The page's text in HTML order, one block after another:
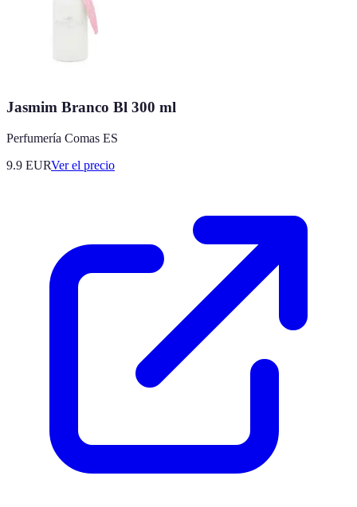
Jasmim Branco Bl 300 ml
Perfumería Comas ES
9.9 EURVer el precio